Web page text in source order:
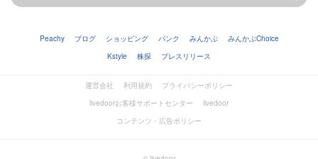
Peachy ブログ ショッピング バンク みんかぶ
みんかぶChoice
Kstyle
株探 プレスリリース
運営会社 利用規約
プライバシーポリシー
livedoorお客様サポートセンター
livedoor
コンテンツ・広告ポリシー